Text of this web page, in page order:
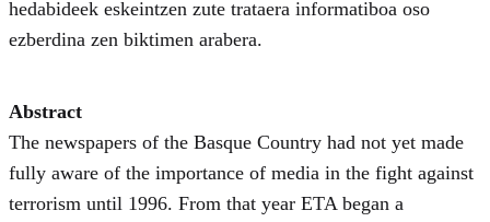
hedabideek eskeintzen zute trataera informatiboa oso
ezberdina zen biktimen arabera.
Abstract
The newspapers of the Basque Country had not yet made
fully aware of the importance of media in the fight against
terrorism until 1996. From that year ETA began a